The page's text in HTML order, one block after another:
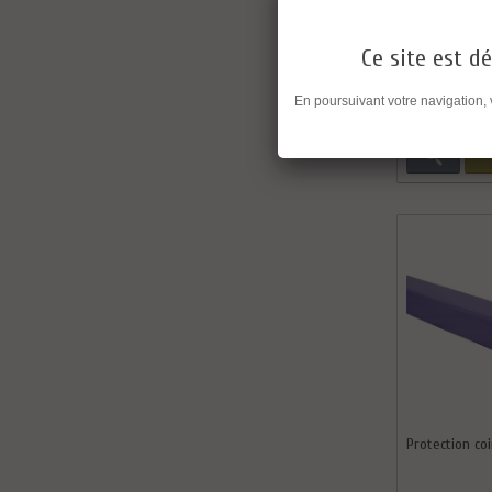
Protection
Ce site est
En poursuivant votre